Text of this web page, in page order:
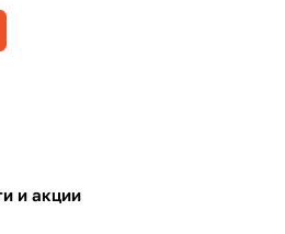
и акции